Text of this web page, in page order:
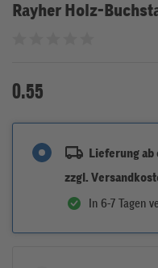
Rayher Holz-
0.55
Lieferung
zzgl.
In 6-7 Tagen